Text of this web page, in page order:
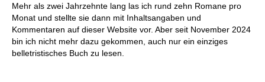
Mehr als zwei Jahrzehnte lang las ich rund zehn Romane pro
Monat und stellte sie dann mit Inhaltsangaben und
Kommentaren auf dieser Website vor. Aber seit November 2024
bin ich nicht mehr dazu gekommen, auch nur ein einziges
belletristisches Buch zu lesen.